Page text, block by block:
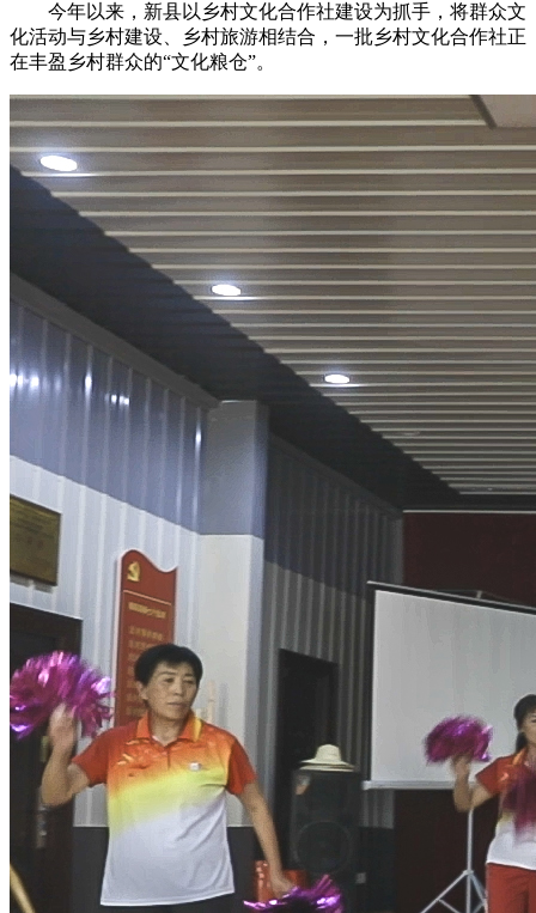
今年以来，新县以乡村文化合作社建设为抓手，将群众文
化活动与乡村建设、乡村旅游相结合，一批乡村文化合作社正
在丰盈乡村群众的“文化粮仓”。